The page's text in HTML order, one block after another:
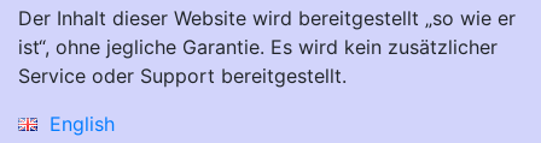
Der Inhalt dieser Website wird bereitgestellt „so wie er
ist“, ohne jegliche Garantie. Es wird kein zusätzlicher
Service oder Support bereitgestellt.
English